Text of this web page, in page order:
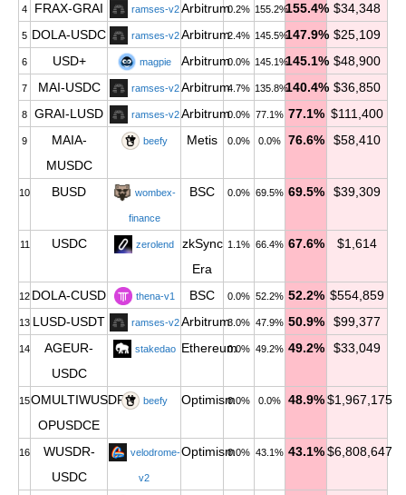
4 FRAX-GRAI ramses-v2 Arbitrum0.2% 155.2%155.4% $34,348
5 DOLA-USDC ramses-v2 Arbitrum2.4% 145.5%147.9% $25,109
6 USD+ magpie Arbitrum0.0% 145.1%145.1% $48,900
7 MAI-USDC ramses-v2 Arbitrum4.7% 135.8%140.4% $36,850
8 GRAI-LUSD ramses-v2 Arbitrum0.0% 77.1% 77.1% $111,400
9
MAIA-
MUSDC
beefy Metis 0.0% 0.0% 76.6% $58,410
10 BUSD wombex-
finance
BSC 0.0% 69.5% 69.5% $39,309
11 USDC zerolend
zkSync
Era
1.1% 66.4% 67.6% $1,614
12 DOLA-CUSD thena-v1 BSC 0.0% 52.2% 52.2% $554,859
13 LUSD-USDT ramses-v2 Arbitrum3.0% 47.9% 50.9% $99,377
14
AGEUR-
USDC
stakedao Ethereum0.0% 49.2% 49.2% $33,049
15OMULTIWUSDR-
OPUSDCE
beefy Optimism0.0% 0.0% 48.9% $1,967,175
16
WUSDR-
USDC
velodrome-
v2
Optimism0.0% 43.1% 43.1% $6,808,647